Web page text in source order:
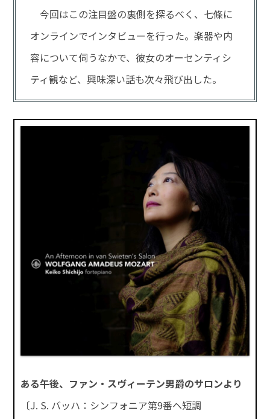
今回はこの注目盤の裏側を探るべく、七條に
オンラインでインタビューを行った。楽器や内
容について伺うなかで、彼女のオーセンティシ
ティ観など、興味深い話も次々飛び出した。
ある午後、ファン・スヴィーテン男爵のサロンより
〔J. S. バッハ：シンフォニア第9番ヘ短調